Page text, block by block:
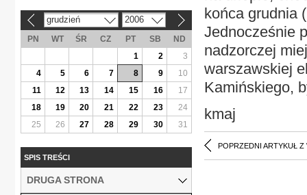
końca grudnia
Jednocześnie
nadzorczej
warszawskiej
Kamińskiego,
kmaj
POPRZEDNI ARTYKUŁ Z
grudzień 2006
PN WT ŚR CZ PT SB
ND
1
2
3
4
5 6 7 8 9
10
11
12 13 14 15 16
17
18
19 20 21 22 23
24
25
26 27 28 29 30 31
SPIS TREŚCI
DRUGA STRONA